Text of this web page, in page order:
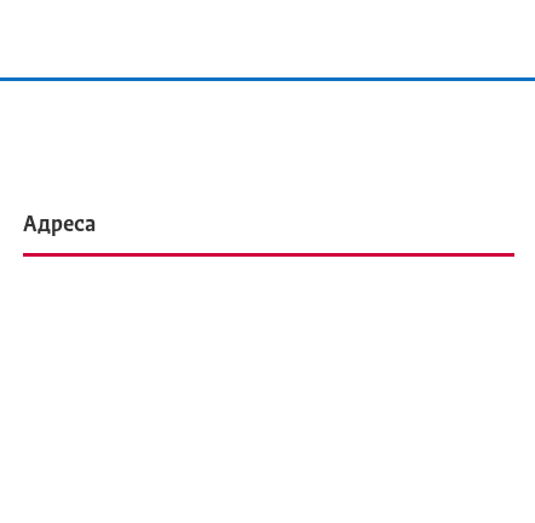
Адреса